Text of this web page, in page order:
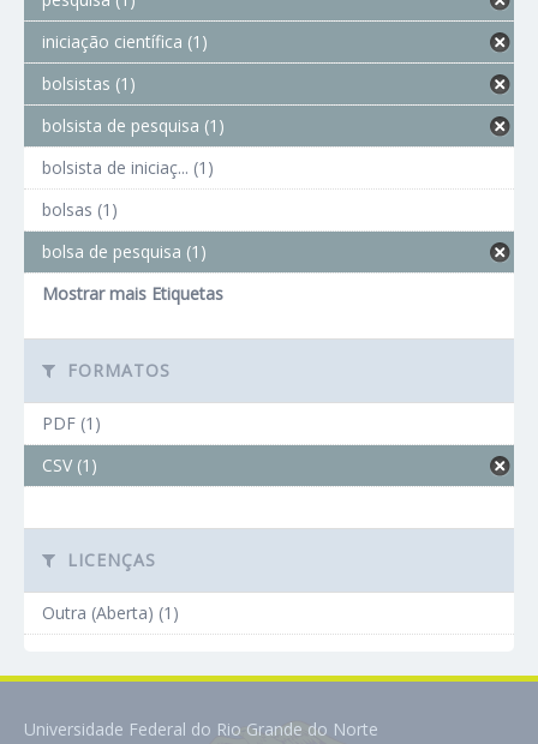
iniciação científica (1)
bolsistas (1)
bolsista de pesquisa (1)
bolsista de iniciaç... (1)
bolsas (1)
bolsa de pesquisa (1)
Mostrar mais Etiquetas
FORMATOS
PDF (1)
CSV (1)
LICENÇAS
Outra (Aberta) (1)
Universidade Federal do Rio Grande do Norte